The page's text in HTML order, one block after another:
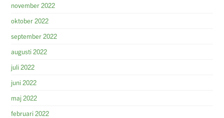
november 2022
oktober 2022
september 2022
augusti 2022
juli 2022
juni 2022
maj 2022
februari 2022